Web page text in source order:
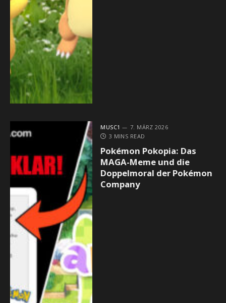
MUSC1
7. MÄRZ 2026
3 MINS READ
Pokémon Pokopia: Das
MAGA-Meme und die
Doppelmoral der Pokémon
Company